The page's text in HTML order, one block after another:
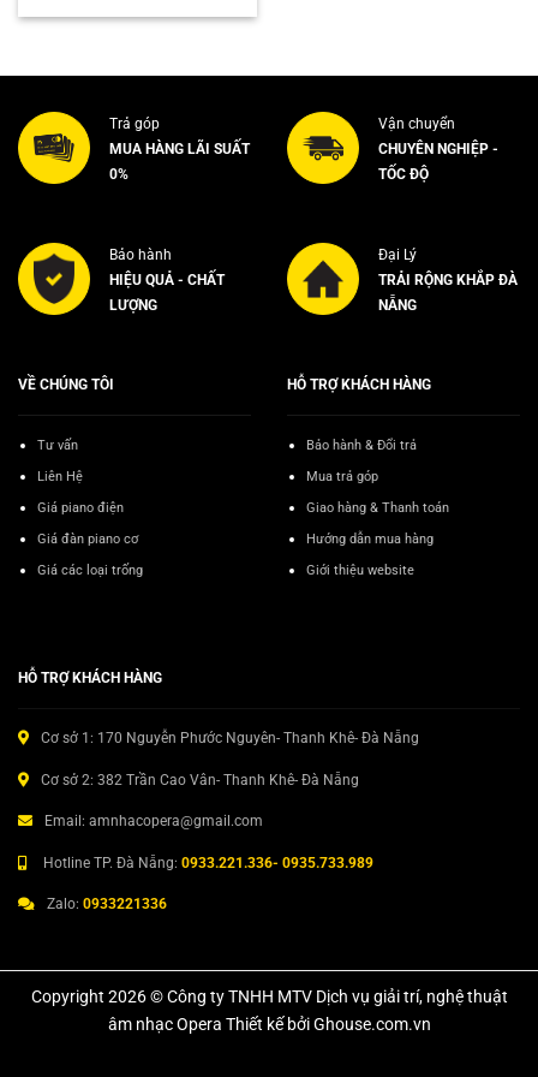
là:
tại
Trả góp
MUA HÀNG LÃI SUẤT
0%
Vận chuyển
CHUYÊN NGHIỆP -
TỐC ĐỘ
Bảo hành
HIỆU QUẢ - CHẤT
LƯỢNG
Đại Lý
TRẢI RỘNG KHẮP ĐÀ
NẴNG
VỀ CHÚNG TÔI
Tư vấn
Liên Hệ
Giá piano điện
Giá đàn piano cơ
Giá các loại trống
HỖ TRỢ KHÁCH HÀNG
Bảo hành & Đổi trả
Mua trả góp
Giao hàng & Thanh toán
Hướng dẫn mua hàng
Giới thiệu website
HỖ TRỢ KHÁCH HÀNG
Cơ sở 1: 170 Nguyễn Phước Nguyên- Thanh Khê- Đà Nẵng
Cơ sở 2: 382 Trần Cao Vân- Thanh Khê- Đà Nẵng
Email: amnhacopera@gmail.com
Hotline TP. Đà Nẵng: 0933.221.336- 0935.733.989
Zalo: 0933221336
Copyright 2026 © Công ty TNHH MTV Dịch vụ giải trí, nghệ thuật
âm nhạc Opera Thiết kế bởi Ghouse.com.vn